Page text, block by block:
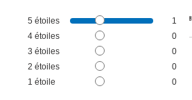
5 étoiles
1
4 étoiles
0
3 étoiles
0
2 étoiles
0
1 étoile 0